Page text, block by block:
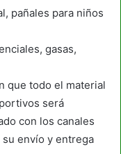
pañales para niños
gasas,
que todo el material
será
con los canales
envío y entrega